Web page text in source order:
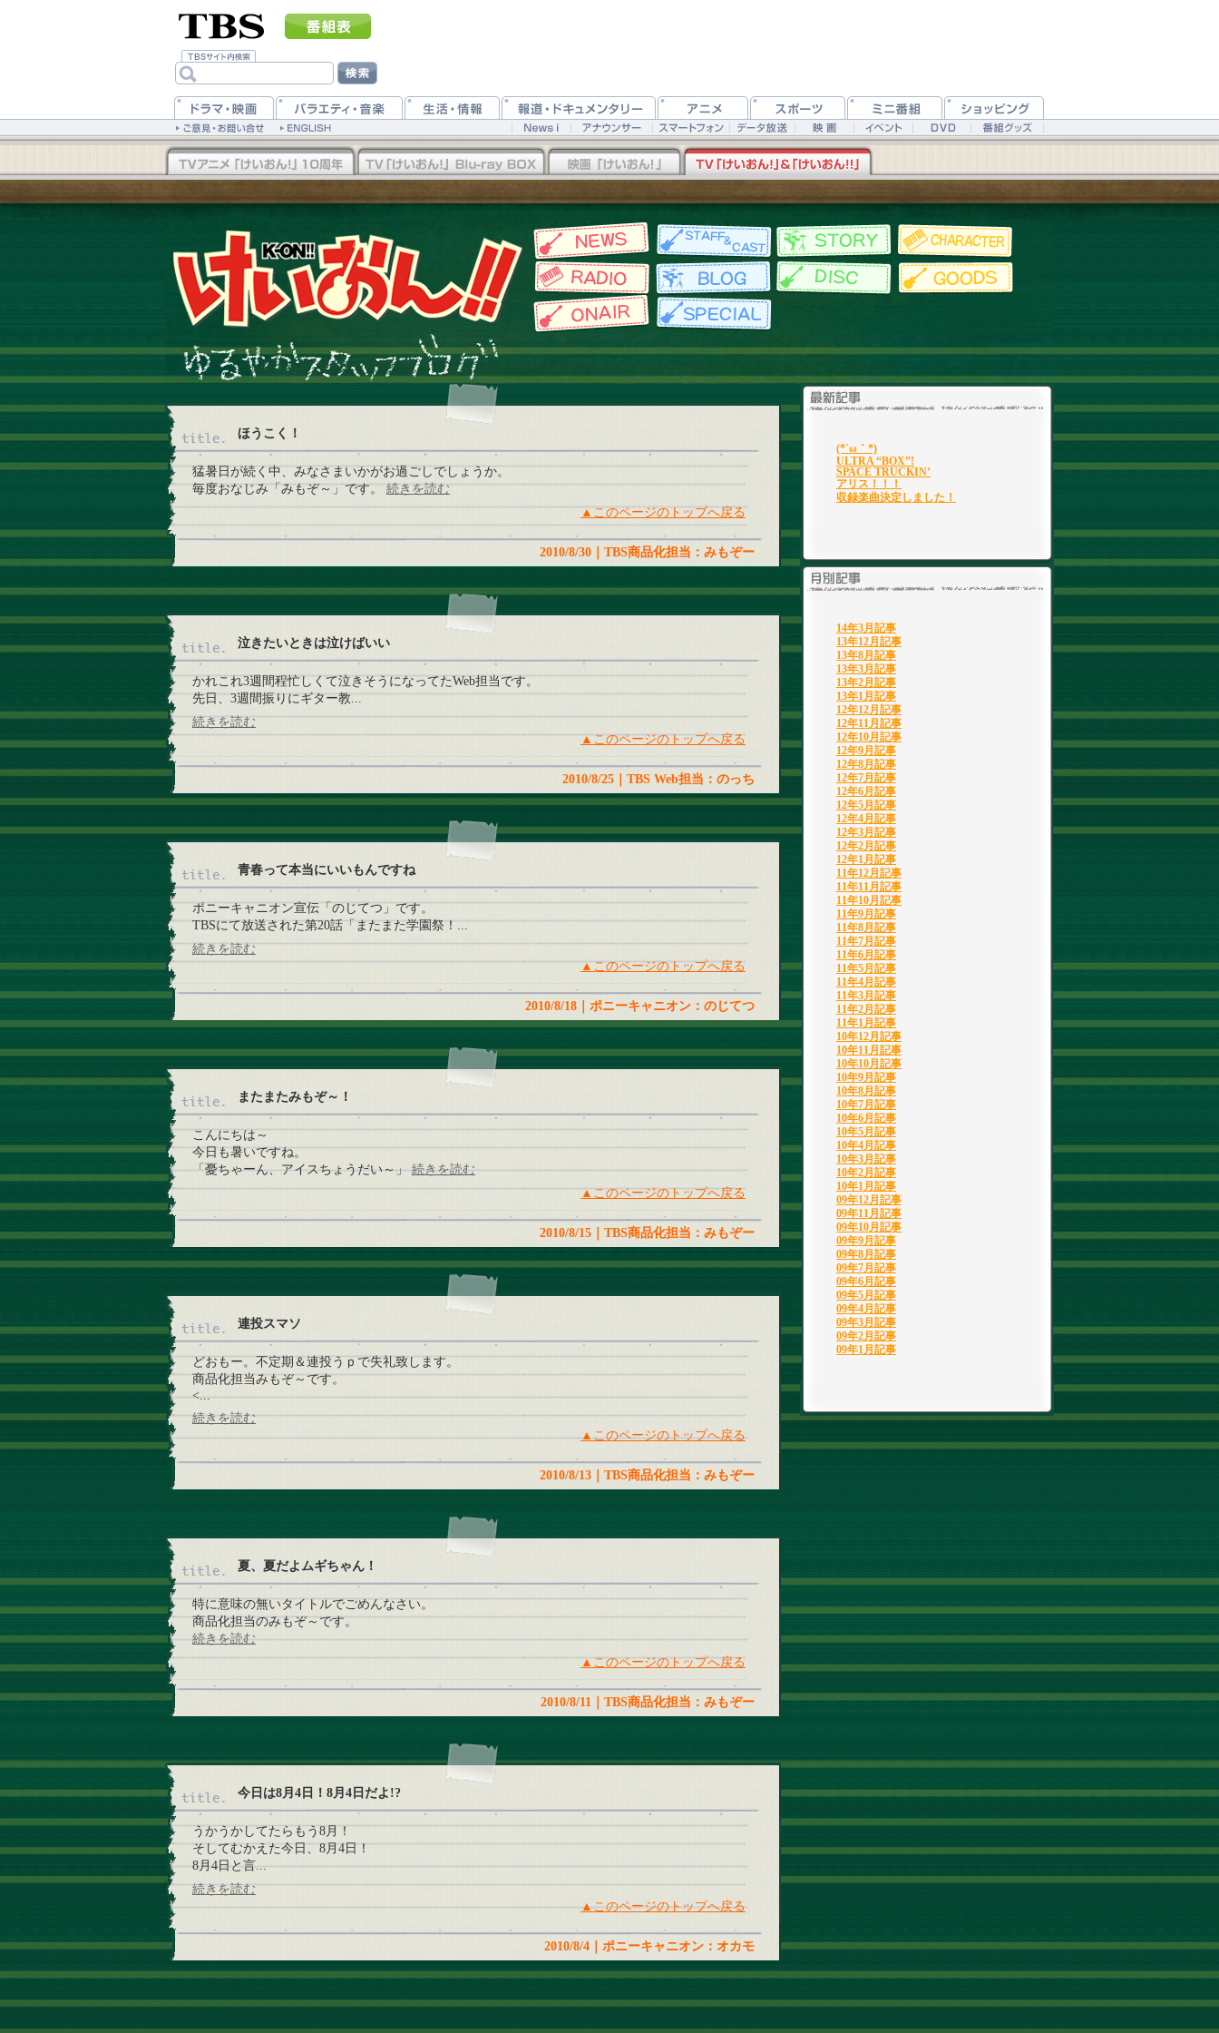
ほうこく！
猛暑日が続く中、みなさまいかがお過ごしでしょうか。
毎度おなじみ「みもぞ～」です。 続きを読む
▲このページのトップへ戻る
2010/8/30｜TBS商品化担当：みもぞー
泣きたいときは泣けばいい
かれこれ3週間程忙しくて泣きそうになってたWeb担当です。
先日、3週間振りにギター教...
続きを読む
▲このページのトップへ戻る
2010/8/25｜TBS Web担当：のっち
青春って本当にいいもんですね
ポニーキャニオン宣伝「のじてつ」です。
TBSにて放送された第20話「またまた学園祭！...
続きを読む
▲このページのトップへ戻る
2010/8/18｜ポニーキャニオン：のじてつ
またまたみもぞ～！
こんにちは～
今日も暑いですね。
「憂ちゃーん、アイスちょうだい～」 続きを読む
▲このページのトップへ戻る
2010/8/15｜TBS商品化担当：みもぞー
連投スマソ
どおもー。不定期＆連投うｐで失礼致します。
商品化担当みもぞ～です。
<...
続きを読む
▲このページのトップへ戻る
2010/8/13｜TBS商品化担当：みもぞー
夏、夏だよムギちゃん！
特に意味の無いタイトルでごめんなさい。
商品化担当のみもぞ～です。
続きを読む
▲このページのトップへ戻る
2010/8/11｜TBS商品化担当：みもぞー
今日は8月4日！8月4日だよ!?
うかうかしてたらもう8月！
そしてむかえた今日、8月4日！
8月4日と言...
続きを読む
▲このページのトップへ戻る
2010/8/4｜ポニーキャニオン：オカモ
(*´ω｀*)
ULTRA “BOX”!
SPACE TRUCKIN’
アリス！！！
収録楽曲決定しました！
14年3月記事
13年12月記事
13年8月記事
13年3月記事
13年2月記事
13年1月記事
12年12月記事
12年11月記事
12年10月記事
12年9月記事
12年8月記事
12年7月記事
12年6月記事
12年5月記事
12年4月記事
12年3月記事
12年2月記事
12年1月記事
11年12月記事
11年11月記事
11年10月記事
11年9月記事
11年8月記事
11年7月記事
11年6月記事
11年5月記事
11年4月記事
11年3月記事
11年2月記事
11年1月記事
10年12月記事
10年11月記事
10年10月記事
10年9月記事
10年8月記事
10年7月記事
10年6月記事
10年5月記事
10年4月記事
10年3月記事
10年2月記事
10年1月記事
09年12月記事
09年11月記事
09年10月記事
09年9月記事
09年8月記事
09年7月記事
09年6月記事
09年5月記事
09年4月記事
09年3月記事
09年2月記事
09年1月記事